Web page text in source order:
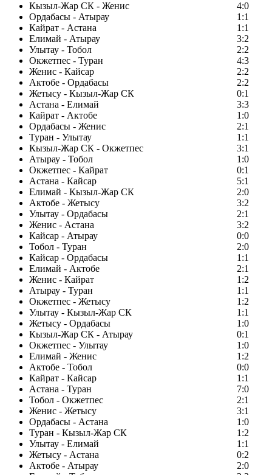
Кызыл-Жар СК - Женис
4:0
Ордабасы - Атырау
1:1
Кайрат - Астана
1:1
Елимай - Атырау
3:2
Улытау - Тобол
2:2
Окжетпес - Туран
4:3
Женис - Кайсар
2:2
Актобе - Ордабасы
2:2
Жетысу - Кызыл-Жар СК
0:1
Астана - Елимай
3:3
Кайрат - Актобе
1:0
Ордабасы - Женис
2:1
Туран - Улытау
1:1
Кызыл-Жар СК - Окжетпес
3:1
Атырау - Тобол
1:0
Окжетпес - Кайрат
0:1
Астана - Кайсар
5:1
Елимай - Кызыл-Жар СК
2:0
Актобе - Жетысу
3:2
Улытау - Ордабасы
2:1
Женис - Астана
3:2
Кайсар - Атырау
0:0
Тобол - Туран
2:0
Кайсар - Ордабасы
1:1
Елимай - Актобе
2:1
Женис - Кайрат
1:2
Атырау - Туран
1:1
Окжетпес - Жетысу
1:2
Улытау - Кызыл-Жар СК
1:1
Жетысу - Ордабасы
1:0
Кызыл-Жар СК - Атырау
0:1
Окжетпес - Улытау
1:0
Елимай - Женис
1:2
Актобе - Тобол
0:0
Кайрат - Кайсар
1:1
Астана - Туран
7:0
Тобол - Окжетпес
2:1
Женис - Жетысу
3:1
Ордабасы - Астана
1:0
Туран - Кызыл-Жар СК
1:2
Улытау - Елимай
1:1
Жетысу - Астана
0:2
Актобе - Атырау
2:0